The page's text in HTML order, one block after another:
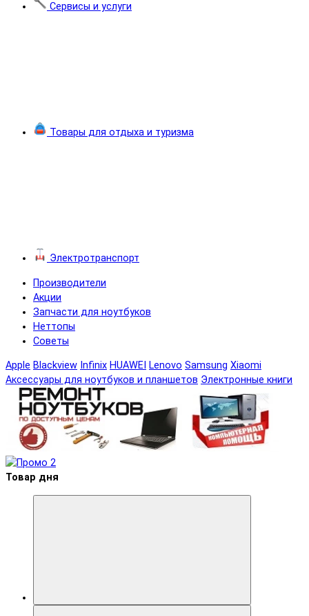
Сервисы и услуги
Товары для отдыха и туризма
Электротранспорт
Производители
Акции
Запчасти для ноутбуков
Неттопы
Советы
Apple Blackview Infinix HUAWEI Lenovo Samsung Xiaomi
Аксессуары для ноутбуков и планшетов Электронные книги
Товар дня